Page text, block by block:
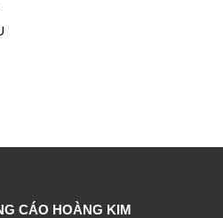
CÁO HOÀNG KIM